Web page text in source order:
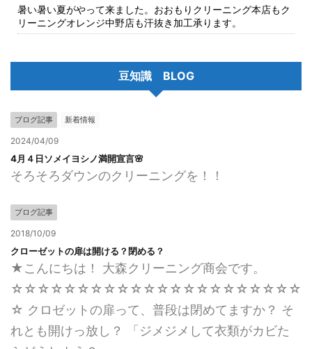
暑い暑い夏がやって来ました。おおもりクリーニング本店もク
リーニングオレンジ中野店も汗抜き加工承ります。
豆知識 BLOG
ブログ記事 新着情報
2024/04/09
4月４日ソメイヨシノ満開宣言🌸
そろそろダウンのクリーニングを！！
ブログ記事
2018/10/09
クローゼットの扉は開ける？閉める？
★こんにちは！ 大森クリーニング商会です。
☆☆☆☆☆☆☆☆☆☆☆☆☆☆☆☆☆☆☆☆☆☆
☆ クロゼットの扉って、普段は閉めてますか？ そ
れとも開けっ放し？ 「ジメジメして衣類がカビた